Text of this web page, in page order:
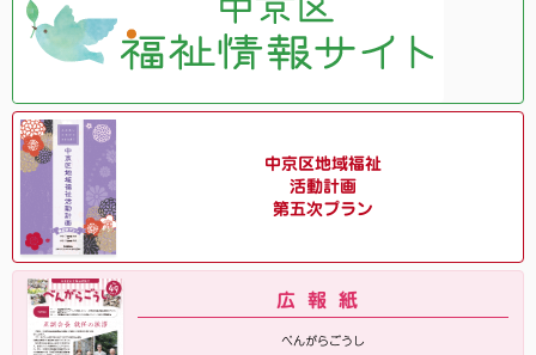
中京区地域福祉
活動計画
第五次プラン
広報紙
べんがらごうし